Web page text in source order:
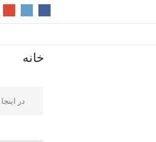
خانه